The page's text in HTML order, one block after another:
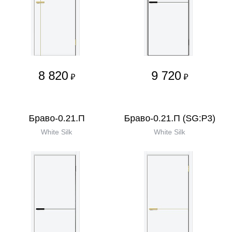
8 820 ₽ 9 720 ₽
Браво-0.21.П
White Silk
Браво-0.21.П (SG:P3)
White Silk